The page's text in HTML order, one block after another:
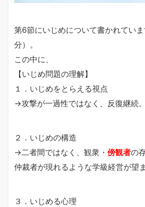
第6節にいじめについて書かれてい
分）。
この中に、
【いじめ問題の理解】
１．いじめをとらえる視点
→攻撃が一過性ではなく、反復継続。
２．いじめの構造
→二者間ではなく、観衆・ 傍観者の
仲裁者が現れるような学級経営が望ま
３．いじめる心理